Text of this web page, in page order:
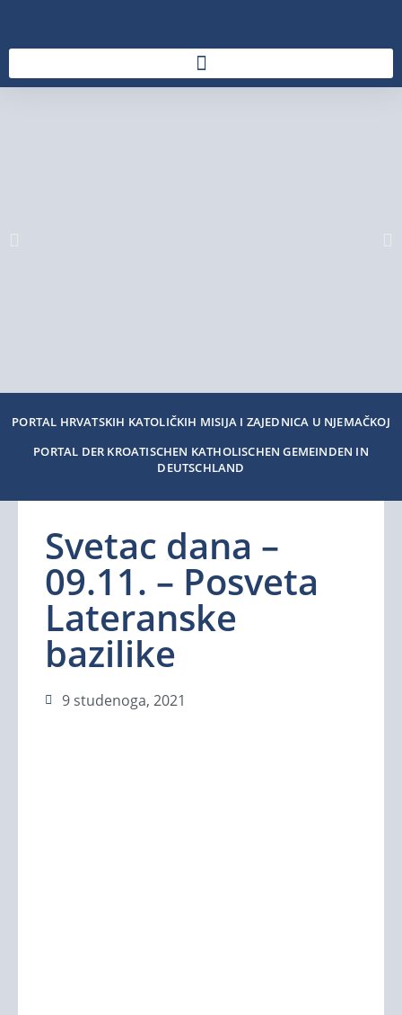
PORTAL HRVATSKIH KATOLIČKIH MISIJA I ZAJEDNICA U NJEMAČKOJ
PORTAL DER KROATISCHEN KATHOLISCHEN GEMEINDEN IN
DEUTSCHLAND
Svetac dana –
09.11. – Posveta
Lateranske
bazilike
9 studenoga, 2021